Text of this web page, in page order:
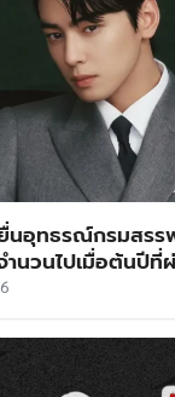
นอุทธรณ์กรมสรร
นวนไปเมื่อต้นปีที่